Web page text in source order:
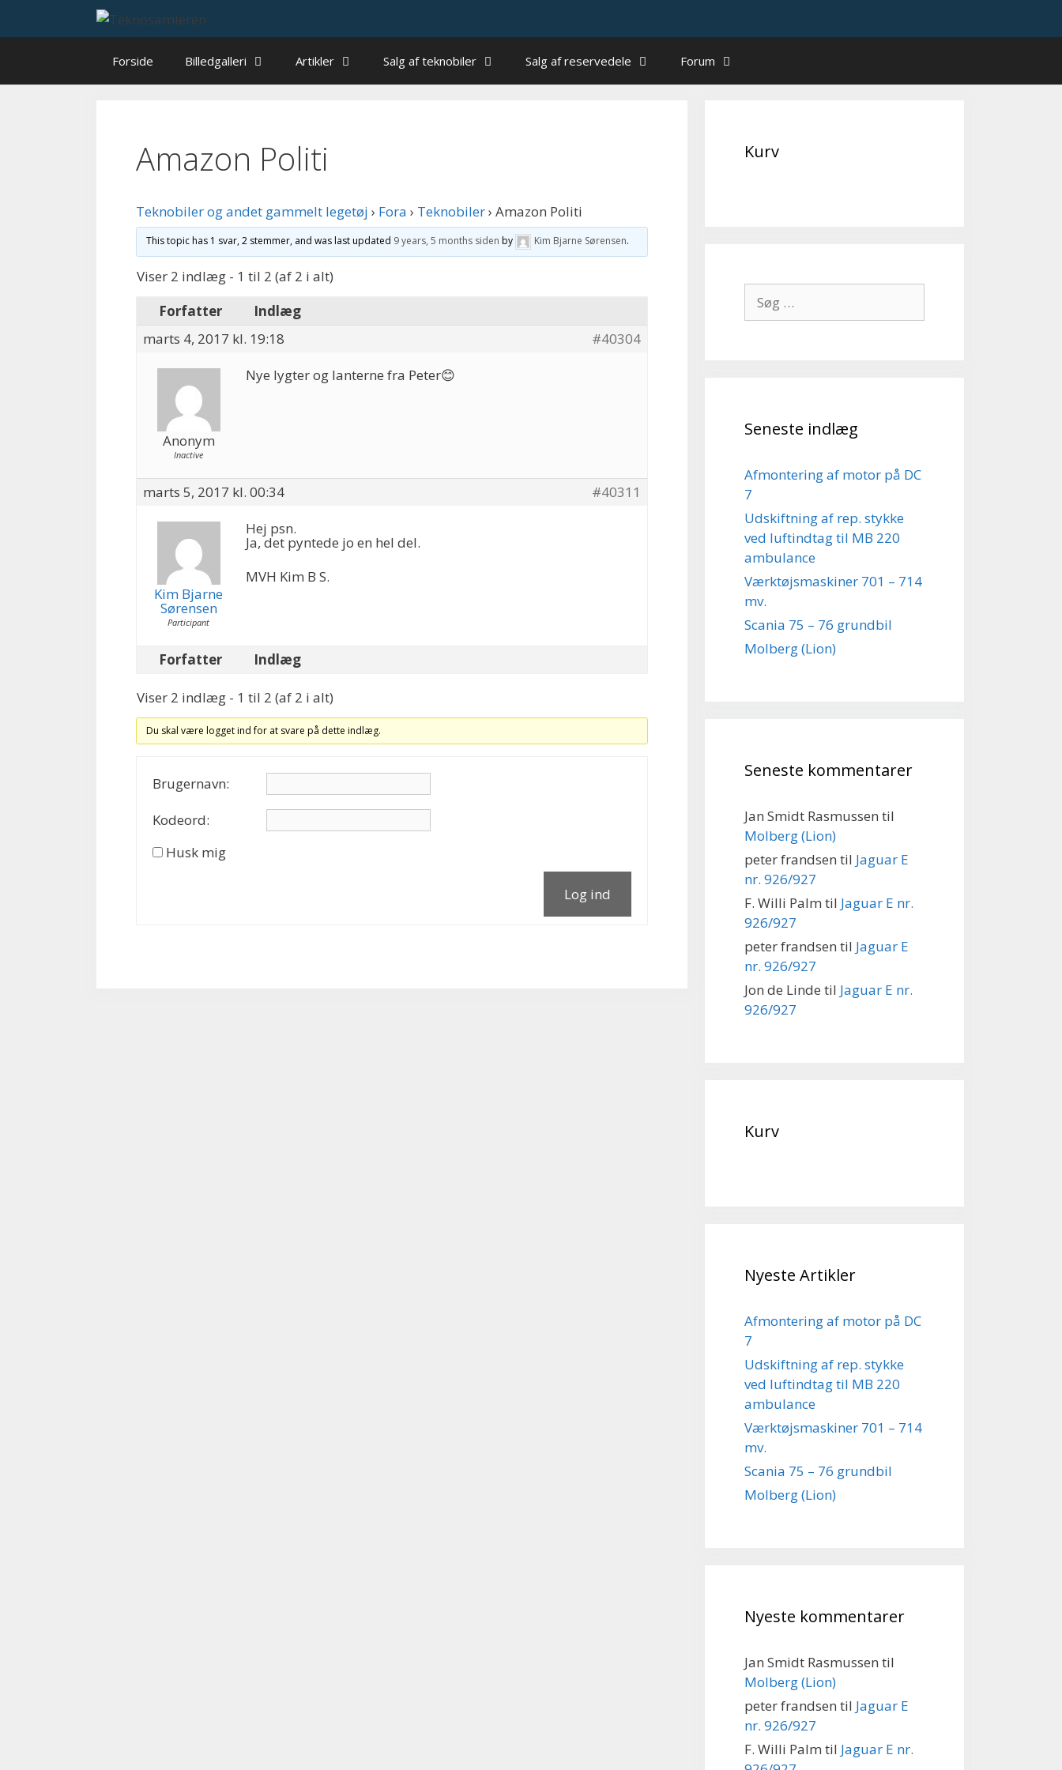
Forside Billedgalleri Artikler Salg af teknobiler Salg af reservedele Forum
Amazon Politi
Teknobiler og andet gammelt legetøj › Fora › Teknobiler› Amazon Politi
This topic has 1 svar, 2 stemmer, and was last updated 9 years, 5 months siden by Kim Bjarne Sørensen.
Viser 2 indlæg - 1 til 2 (af 2 i alt)
Forfatter
Indlæg
marts 4, 2017 kl. 19:18
#40304
Anonym
Inactive
Nye lygter og lanterne fra Peter😊
marts 5, 2017 kl. 00:34 #40311
Kim Bjarne
Sørensen
Participant
Hej psn.
Ja, det pyntede jo en hel del.
MVH Kim B S.
Forfatter Indlæg
Viser 2 indlæg - 1 til 2 (af 2 i alt)
Du skal være logget ind for at svare på dette indlæg.
Brugernavn:
Kodeord:
Husk mig
Log ind
Kurv
efter:
Seneste indlæg
Afmontering af motor på DC
7
Udskiftning af rep. stykke
ved luftindtag til MB 220
ambulance
Værktøjsmaskiner 701 – 714
mv.
Scania 75 – 76 grundbil
Molberg (Lion)
Seneste kommentarer
Jan Smidt Rasmussen til
Molberg (Lion)
peter frandsen til Jaguar E
nr. 926/927
F. Willi Palm til Jaguar E nr.
926/927
peter frandsen til Jaguar E
nr. 926/927
Jon de Linde til Jaguar E nr.
926/927
Kurv
Nyeste Artikler
Afmontering af motor på DC
7
Udskiftning af rep. stykke
ved luftindtag til MB 220
ambulance
Værktøjsmaskiner 701 – 714
mv.
Scania 75 – 76 grundbil
Molberg (Lion)
Nyeste kommentarer
Jan Smidt Rasmussen til
Molberg (Lion)
peter frandsen til Jaguar E
nr. 926/927
F. Willi Palm til Jaguar E nr.